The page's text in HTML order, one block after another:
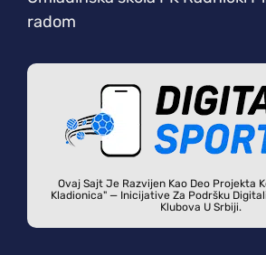
radom
Ovaj Sajt Je Razvijen Kao Deo Projekta
Kladionica" — Inicijative Za Podršku
Klubova U Srbiji.